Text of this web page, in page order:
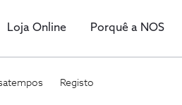
Loja Online Porquê a NOS
Registo